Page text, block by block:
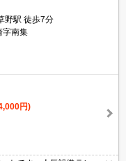
野駅 徒歩7分
字南集
円)